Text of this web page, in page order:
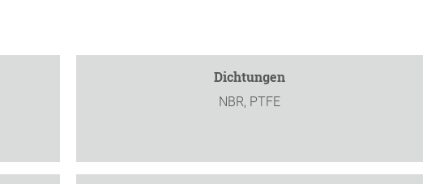
Dichtungen
NBR, PTFE